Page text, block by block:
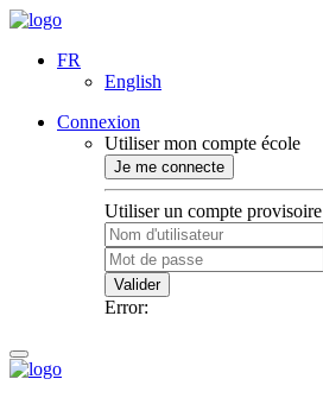
FR
English
Connexion
Utiliser mon compte école
Je me connecte
Utiliser un compte provisoire
Valider
Error: